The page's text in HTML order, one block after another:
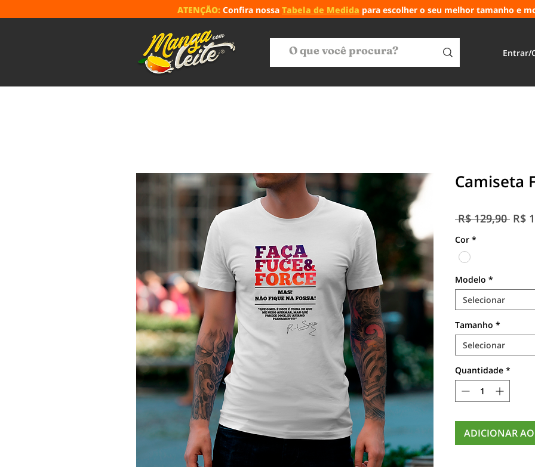
ATENÇÃO: Confira nossa Tabela de Medida para escolher o seu melhor tamanho e
Entrar/
Camiseta
R$ 129,90 R$
Cor *
Modelo *
Selecionar
Tamanho *
Selecionar
Quantidade *
ADICIONAR